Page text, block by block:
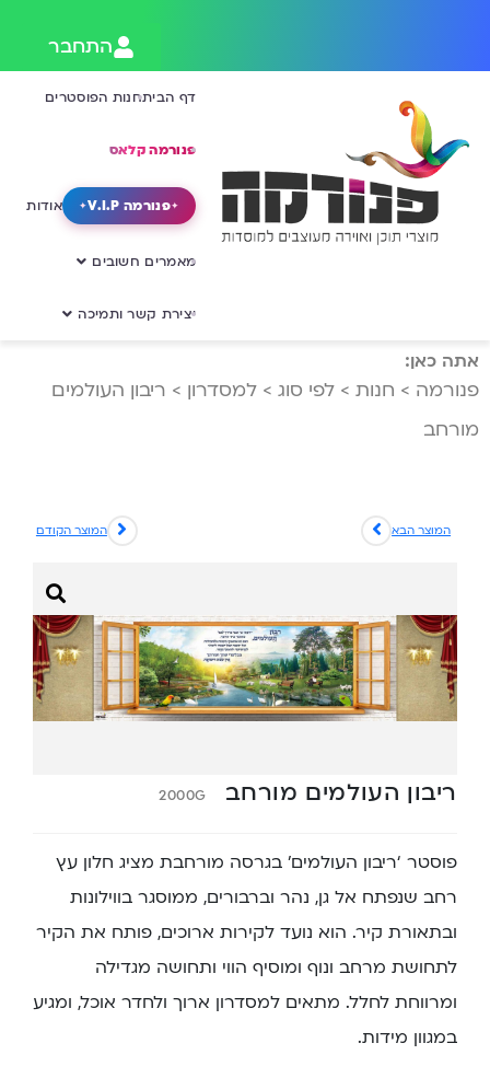
התחבר
דף הביתחנות הפוסטרים
פנורמה קלאס
פנורמה V.I.P אודות
מאמרים חשובים
יצירת קשר ותמיכה
אתה כאן:
פנורמה > חנות > לפי סוג > למסדרון > ריבון העולמים
מורחב
המוצר הקודם המוצר הבא
ריבון העולמים מורחב 2000G
פוסטר ‘ריבון העולמים’ בגרסה מורחבת מציג חלון עץ
רחב שנפתח אל גן, נהר וברבורים, ממוסגר בווילונות
ובתאורת קיר. הוא נועד לקירות ארוכים, פותח את הקיר
לתחושת מרחב ונוף ומוסיף הווי ותחושה מגדילה
ומרווחת לחלל. מתאים למסדרון ארוך ולחדר אוכל, ומגיע
במגוון מידות.